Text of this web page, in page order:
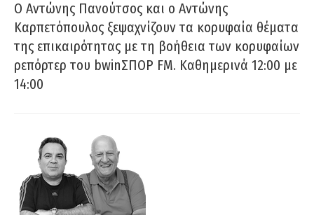
Ο Αντώνης Πανούτσος και ο Αντώνης
Καρπετόπουλος ξεψαχνίζουν τα κορυφαία θέματα
της επικαιρότητας με τη βοήθεια των κορυφαίων
ρεπόρτερ του bwinΣΠΟΡ FM. Καθημερινά 12:00 με
14:00